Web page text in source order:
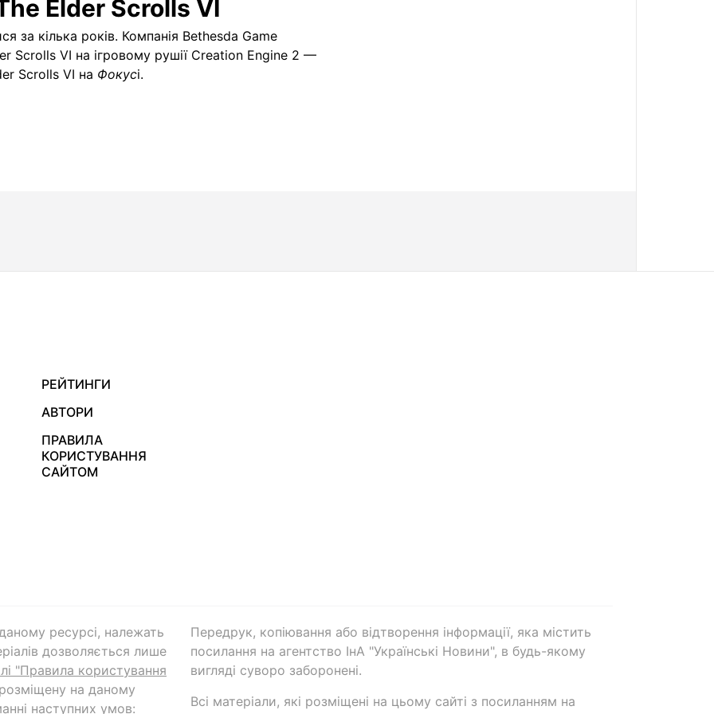
Elder Scrolls VI
за кілька років. Компанія Bethesda Game
Scrolls VI на ігровому рушії Creation Engine 2 —
Scrolls VI на Фокусі.
РЕЙТИНГИ
АВТОРИ
ПРАВИЛА
КОРИСТУВАННЯ
САЙТОМ
ресурсі, належать
дозволяється лише
"Правила користування
на даному
наступних умов:
Передрук, копіювання або відтворення інформації, яка містить
посилання на агентство ІнА "Українські Новини", в будь-якому
вигляді суворо заборонені.
Всі матеріали, які розміщені на цьому сайті з посиланням на